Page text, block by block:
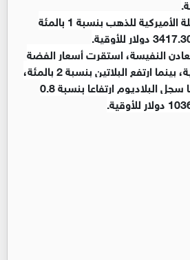
وانخفضت العقود الآجلة الأميركية للذهب بنسبة 1 بالمئة
النفيسة، استقرت أسعار الفضة
عند 36.33 دولار للأوقية، بينما ارتفع البلاتين بنسبة 2 بالمئة،
إلى 1252.57دولار، كما سجل البلاديوم ارتفاعا بنسبة 0.8